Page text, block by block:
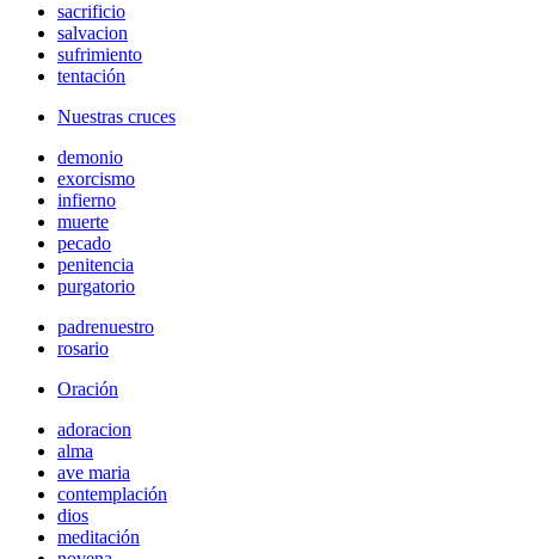
sacrificio
salvacion
sufrimiento
tentación
Nuestras cruces
demonio
exorcismo
infierno
muerte
pecado
penitencia
purgatorio
padrenuestro
rosario
Oración
adoracion
alma
ave maria
contemplación
dios
meditación